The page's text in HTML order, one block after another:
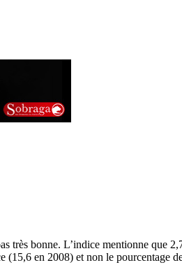
très bonne. L’indice mentionne que
en 2008) et non le pourcentage